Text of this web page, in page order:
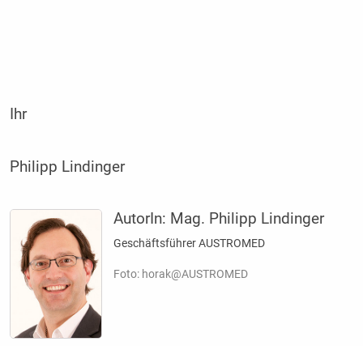
Ihr
Philipp Lindinger
AutorIn: Mag. Philipp Lindinger
Geschäftsführer AUSTROMED
Foto: horak@AUSTROMED